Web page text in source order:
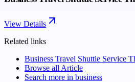
View Details
Related links
Business Travel Shuttle Service
Browse all Article
Search more in business